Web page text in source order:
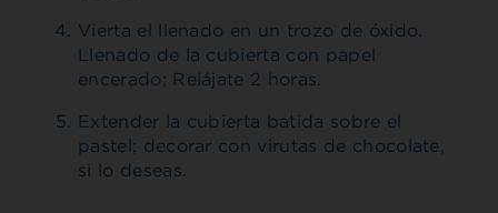
Vierta el llenado en un trozo de óxido.
Llenado de la cubierta con papel
encerado; Relájate 2 horas.
Extender la cubierta batida sobre el
pastel; decorar con virutas de chocolate,
si lo deseas.